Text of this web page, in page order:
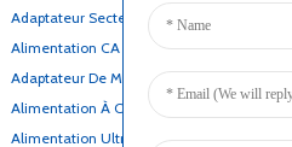
Adaptateur Secteur De Bureau
Alimentation CA CC
Adaptateur De Montage Mural
Alimentation À Cadre Ouvert
Alimentation Ultra-Mince